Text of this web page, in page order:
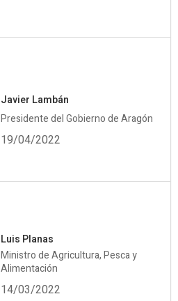
Javier Lambán
Presidente del Gobierno de Aragón
19/04/2022
Luis Planas
Ministro de Agricultura, Pesca y
Alimentación
14/03/2022